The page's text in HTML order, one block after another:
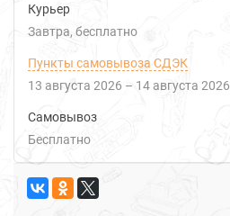
Курьер
Завтра
Бесплатно
Пункты самовывоза СДЭК
13 августа 2026 – 14 августа 2026
Самовывоз
Бесплатно